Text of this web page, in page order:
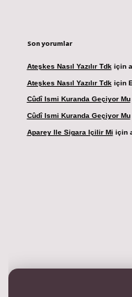
Son yorumlar
Ateşkes Nasıl Yazılır Tdk için
Ateşkes Nasıl Yazılır Tdk için
Cûdî Ismi Kuranda Geçiyor Mu
Cûdî Ismi Kuranda Geçiyor Mu
Aparey Ile Sigara Içilir Mi için